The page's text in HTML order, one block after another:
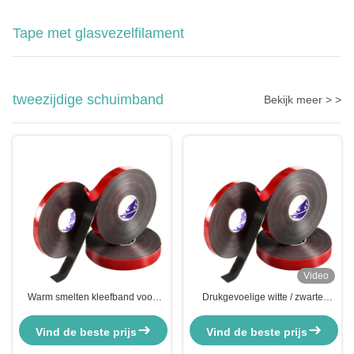
Tape met glasvezelfilament
tweezijdige schuimband Bekijk meer > >
Warm smelten kleefband voor
schuim afdichtband
Vind de beste prijs
Video
Drukgevoelige witte / zwarte
schuim voor het afdichten van
kartonnen
Vind de beste prijs